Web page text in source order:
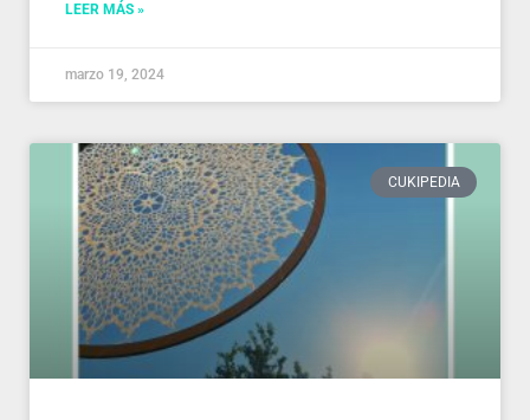
LEER MÁS »
marzo 19, 2024
CUKIPEDIA